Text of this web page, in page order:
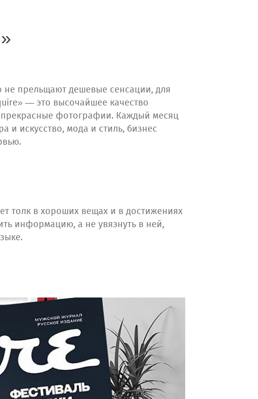
прельщают дешевые сенсации, для
— это высочайшее качество
прекрасные фотографии. Каждый месяц
и искусство, мода и стиль, бизнес
толк в хороших вещах и в достижениях
информацию, а не увязнуть в ней,